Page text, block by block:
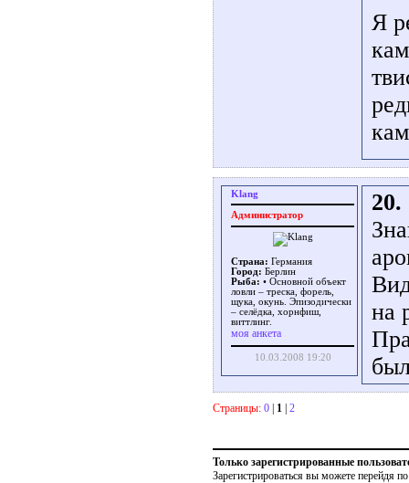
Я
Klang
Администратор
Страна: Германия
Город: Берлин
Рыба: • Основной объект
ловли – треска, форель,
щука, окунь. Эпизодически
– селёдка, хорнфиш,
виттлинг.
моя анкета
10.03.2008 19:20
20.
на
Страницы: 0 | 1 | 2
Только зарегистрированные
Зарегистрироваться вы можете перейдя